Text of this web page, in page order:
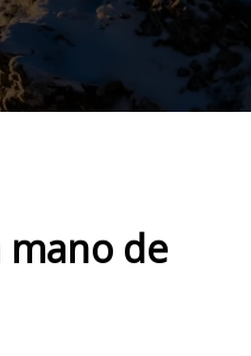
mano de